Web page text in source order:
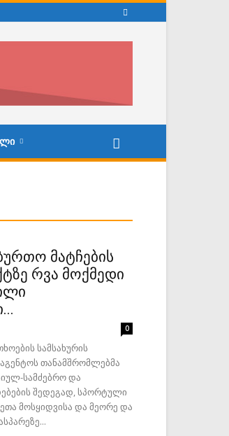
მატჩების
რვა მოქმედი
0
სამსახურის
თანამშრომლებმა
სამძებრო და
შედეგად, სპორტული
მოსყიდვისა და მეორე და